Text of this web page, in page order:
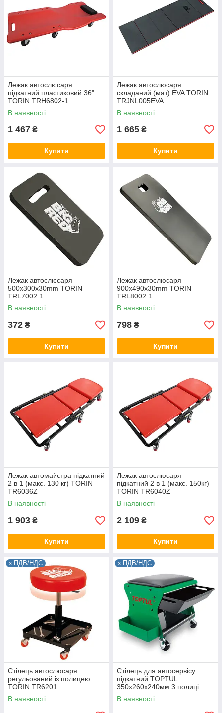
Лежак автослюсаря
підкатний пластиковий 36"
TORIN TRH6802-1
В наявності
1 467 ₴
Купити
Лежак автослюсаря
складаний (мат) EVA TORIN
TRJNL005EVA
В наявності
1 665 ₴
Купити
Лежак автослюсаря
500x300x30mm TORIN
TRL7002-1
В наявності
372 ₴
Купити
Лежак автослюсаря
900x490x30mm TORIN
TRL8002-1
В наявності
798 ₴
Купити
Лежак автомайстра підкатний
2 в 1 (макс. 130 кг) TORIN
TR6036Z
В наявності
1 903 ₴
Купити
Лежак автослюсаря
підкатний 2 в 1 (макс. 150кг)
TORIN TR6040Z
В наявності
2 109 ₴
Купити
з ПДВ/НДС
Стілець автослюсаря
регульований із полицею
TORIN TR6201
В наявності
з ПДВ/НДС
Стілець для автосервісу
підкатний TOPTUL
350х260х240мм 3 полиці
JCA-350B
В наявності